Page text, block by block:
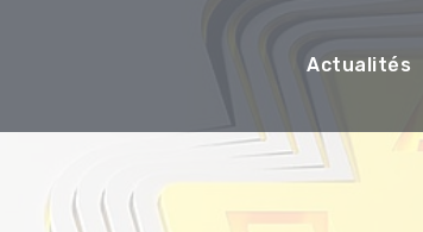
Actualités